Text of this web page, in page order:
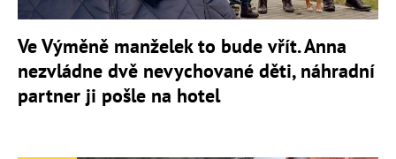
Ve Výměně manželek to bude vřít. Anna
nezvládne dvě nevychované děti, náhradní
partner ji pošle na hotel